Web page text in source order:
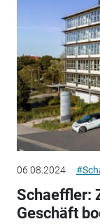
06.08.2024
Schaeffler:
Geschäft